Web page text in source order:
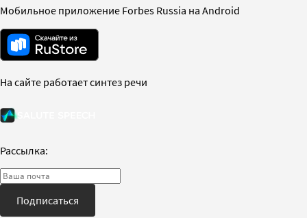
Мобильное приложение Forbes Russia на Android
На сайте работает синтез речи
Рассылка:
Подписаться